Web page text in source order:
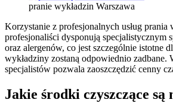
pranie wykładzin Warszawa
Korzystanie z profesjonalnych usług
profesjonaliści dysponują specjalistycznym
oraz alergenów, co jest szczególnie istotne
wykładziny zostaną odpowiednio zadbane.
specjalistów pozwala zaoszczędzić cenny
Jakie środki czyszczące